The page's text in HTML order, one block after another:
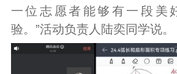
一位志愿者能够有一段美
验。”活动负责人陆奕同学说。